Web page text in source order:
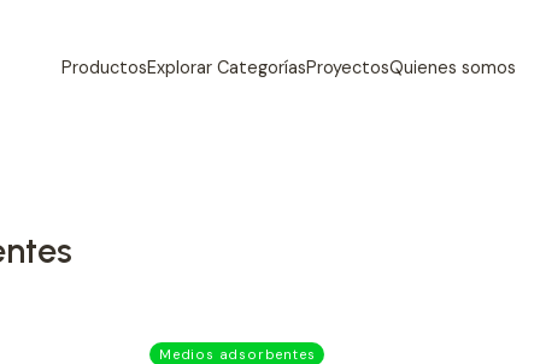
ProductosExplorar CategoríasProyectosQuienes somos
Medios adsorbentes